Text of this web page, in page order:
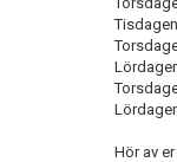
Hör av